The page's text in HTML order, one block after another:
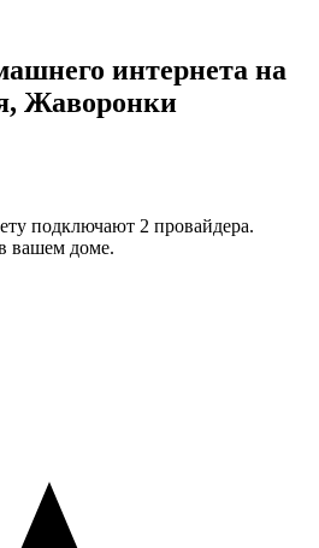
интернета на
Жаворонки
подключают 2 провайдера.
вашем доме.